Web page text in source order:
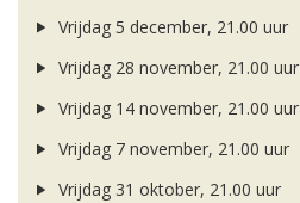
Vrijdag 5 december, 21.00 uur
Vrijdag 28 november, 21.00 uur
Vrijdag 14 november, 21.00 uur
Vrijdag 7 november, 21.00 uur
Vrijdag 31 oktober, 21.00 uur